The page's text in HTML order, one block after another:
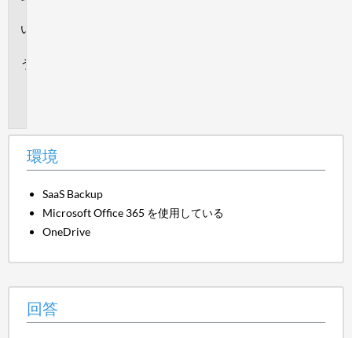
環境
SaaS Backup
Microsoft Office 365 を使用している
OneDrive
回答